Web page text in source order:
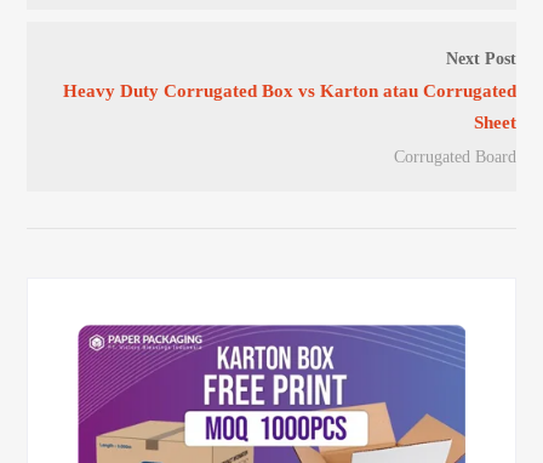
Next Post
Heavy Duty Corrugated Box vs Karton atau Corrugated
Sheet
Corrugated Board